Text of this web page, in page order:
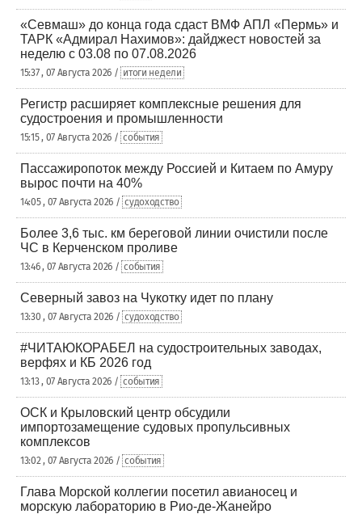
«Севмаш» до конца года сдаст ВМФ АПЛ «Пермь» и
ТАРК «Адмирал Нахимов»: дайджест новостей за
неделю с 03.08 по 07.08.2026
15:37 , 07 Августа 2026 / итоги недели
Регистр расширяет комплексные решения для
судостроения и промышленности
15:15 , 07 Августа 2026 / события
Пассажиропоток между Россией и Китаем по Амуру
вырос почти на 40%
14:05 , 07 Августа 2026 / судоходство
Более 3,6 тыс. км береговой линии очистили после
ЧС в Керченском проливе
13:46 , 07 Августа 2026 / события
Северный завоз на Чукотку идет по плану
13:30 , 07 Августа 2026 / судоходство
#ЧИТАЮКОРАБЕЛ на судостроительных заводах,
верфях и КБ 2026 год
13:13 , 07 Августа 2026 / события
ОСК и Крыловский центр обсудили
импортозамещение судовых пропульсивных
комплексов
13:02 , 07 Августа 2026 / события
Глава Морской коллегии посетил авианосец и
морскую лабораторию в Рио-де-Жанейро